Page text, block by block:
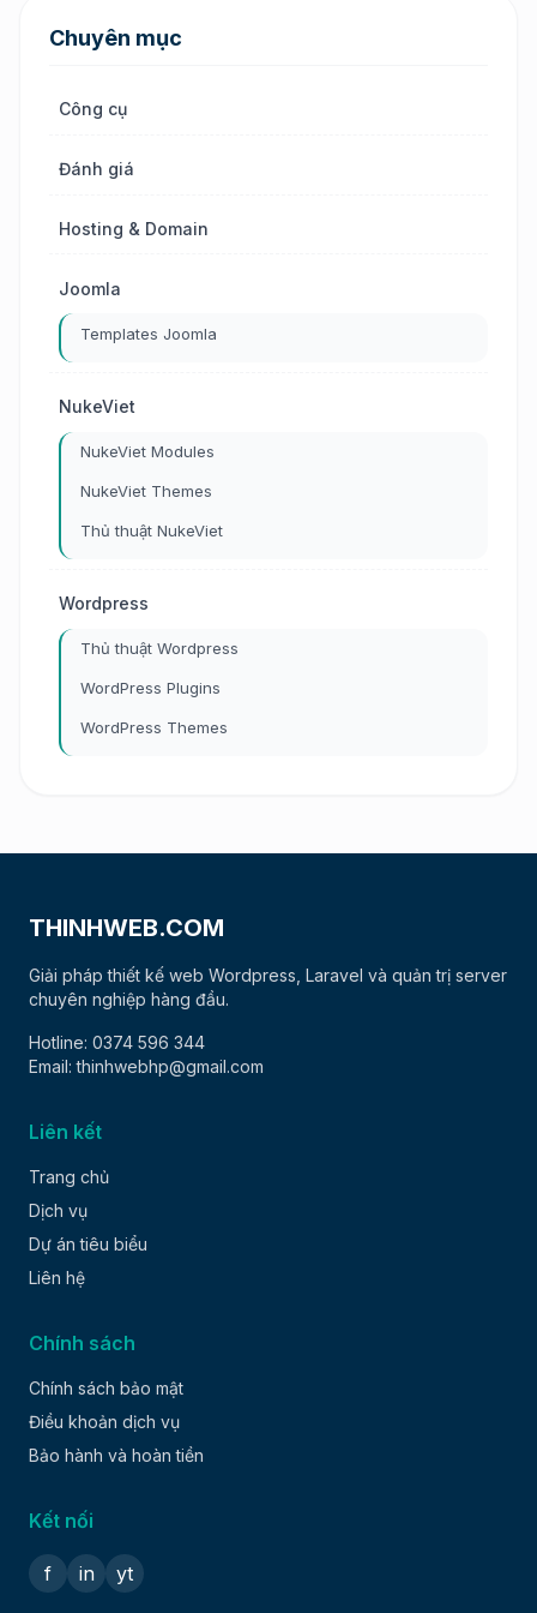
Chuyên mục
Công cụ
Đánh giá
Hosting & Domain
Joomla
Templates Joomla
NukeViet
NukeViet Modules
NukeViet Themes
Thủ thuật NukeViet
Wordpress
Thủ thuật Wordpress
WordPress Plugins
WordPress Themes
THINHWEB.COM
Giải pháp thiết kế web Wordpress, Laravel và quản trị server
chuyên nghiệp hàng đầu.
Hotline: 0374 596 344
Email: thinhwebhp@gmail.com
Liên kết
Trang chủ
Dịch vụ
Dự án tiêu biểu
Liên hệ
Chính sách
Chính sách bảo mật
Điều khoản dịch vụ
Bảo hành và hoàn tiền
Kết nối
f in yt